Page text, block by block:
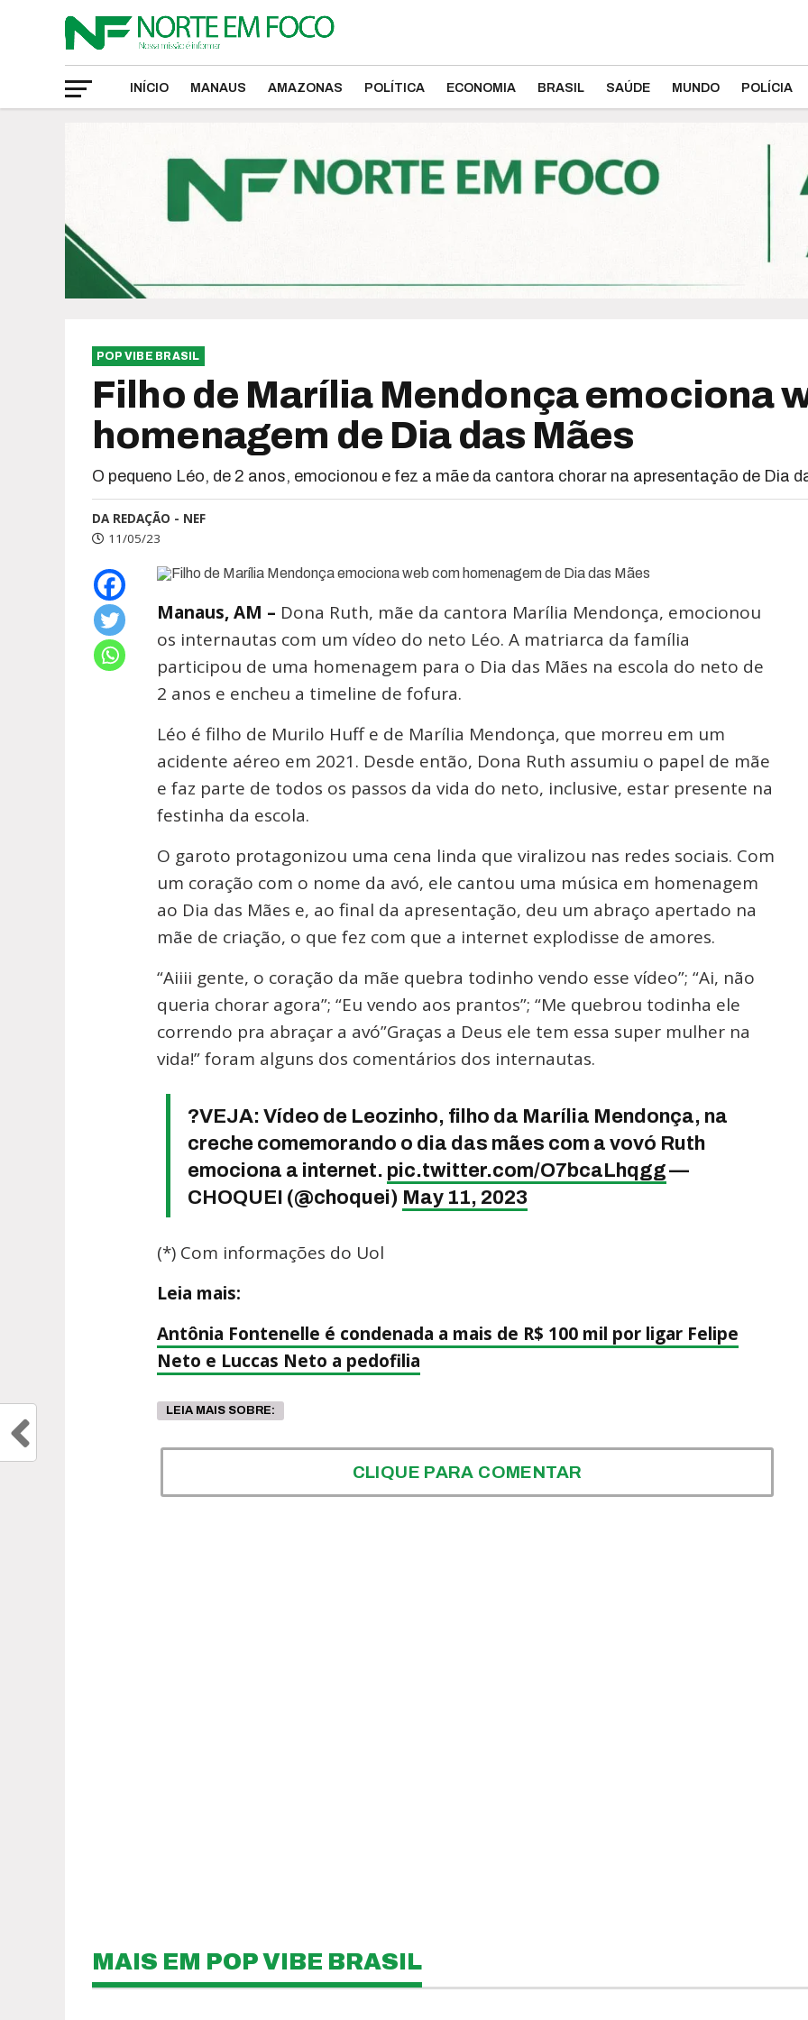
INÍCIO MANAUS AMAZONAS POLÍTICA ECONOMIA BRASIL SAÚDE MUNDO POLÍCIA
POP VIBE BRASIL
Filho de Marília Mendonça emociona
homenagem de Dia das Mães
O pequeno Léo, de 2 anos, emocionou e fez a mãe da cantora chorar na apresentação de Dia
DA REDAÇÃO - NEF
11/05/23
Manaus, AM – Dona Ruth, mãe da cantora Marília Mendonça, emocionou
os internautas com um vídeo do neto Léo. A matriarca da família
participou de uma homenagem para o Dia das Mães na escola do neto de
2 anos e encheu a timeline de fofura.
Léo é filho de Murilo Huff e de Marília Mendonça, que morreu em um
acidente aéreo em 2021. Desde então, Dona Ruth assumiu o papel de mãe
e faz parte de todos os passos da vida do neto, inclusive, estar presente na
festinha da escola.
O garoto protagonizou uma cena linda que viralizou nas redes sociais. Com
um coração com o nome da avó, ele cantou uma música em homenagem
ao Dia das Mães e, ao final da apresentação, deu um abraço apertado na
mãe de criação, o que fez com que a internet explodisse de amores.
“Aiiii gente, o coração da mãe quebra todinho vendo esse vídeo”; “Ai, não
queria chorar agora”; “Eu vendo aos prantos”; “Me quebrou todinha ele
correndo pra abraçar a avó”Graças a Deus ele tem essa super mulher na
vida!” foram alguns dos comentários dos internautas.
?VEJA: Vídeo de Leozinho, filho da Marília Mendonça, na
creche comemorando o dia das mães com a vovó Ruth
emociona a internet. pic.twitter.com/O7bcaLhqgg—
CHOQUEI (@choquei) May 11, 2023
(*) Com informações do Uol
Leia mais:
Antônia Fontenelle é condenada a mais de R$ 100 mil por ligar Felipe
Neto e Luccas Neto a pedofilia
LEIA MAIS SOBRE:
CLIQUE PARA COMENTAR
MAIS EM POP VIBE BRASIL